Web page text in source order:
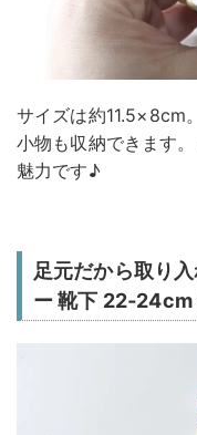
サイズは約11.5×8cm
小物も収納できます
魅力です♪
足元だから取り
ー 靴下 22‐24cm